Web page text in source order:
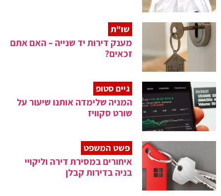
שו"ת
מענק דירות יד שנייה – האם אתם
זכאים?
גיים סטופ
המניה שלימדה אותנו שיעור על
שורט סקוויז
פשט המשפט
איחורים במסירת דירה וליקויי
בניה בדירות קבלן